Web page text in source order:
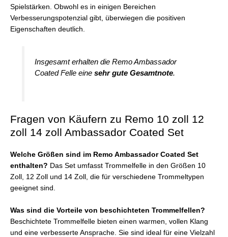
Spielstärken. Obwohl es in einigen Bereichen
Verbesserungspotenzial gibt, überwiegen die positiven
Eigenschaften deutlich.
Insgesamt erhalten die Remo Ambassador
Coated Felle eine sehr gute Gesamtnote.
Fragen von Käufern zu Remo 10 zoll 12
zoll 14 zoll Ambassador Coated Set
Welche Größen sind im Remo Ambassador Coated Set
enthalten? Das Set umfasst Trommelfelle in den Größen 10
Zoll, 12 Zoll und 14 Zoll, die für verschiedene Trommeltypen
geeignet sind.
Was sind die Vorteile von beschichteten Trommelfellen?
Beschichtete Trommelfelle bieten einen warmen, vollen Klang
und eine verbesserte Ansprache. Sie sind ideal für eine Vielzahl